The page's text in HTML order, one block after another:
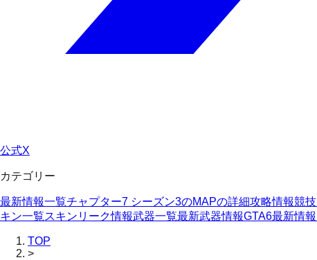
公式X
カテゴリー
最新情報一覧チャプター7 シーズン3のMAPの詳細攻略情報競
キン一覧スキンリーク情報武器一覧最新武器情報GTA6最新情報
TOP
>